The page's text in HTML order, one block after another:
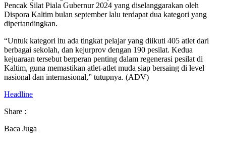
Pencak Silat Piala Gubernur 2024 yang diselanggarakan oleh
Dispora Kaltim bulan september lalu terdapat dua kategori yang
dipertandingkan.
“Untuk kategori itu ada tingkat pelajar yang diikuti 405 atlet dari
berbagai sekolah, dan kejurprov dengan 190 pesilat. Kedua
kejuaraan tersebut berperan penting dalam regenerasi pesilat di
Kaltim, guna memastikan atlet-atlet muda siap bersaing di level
nasional dan internasional,” tutupnya. (ADV)
Headline
Share :
Baca Juga